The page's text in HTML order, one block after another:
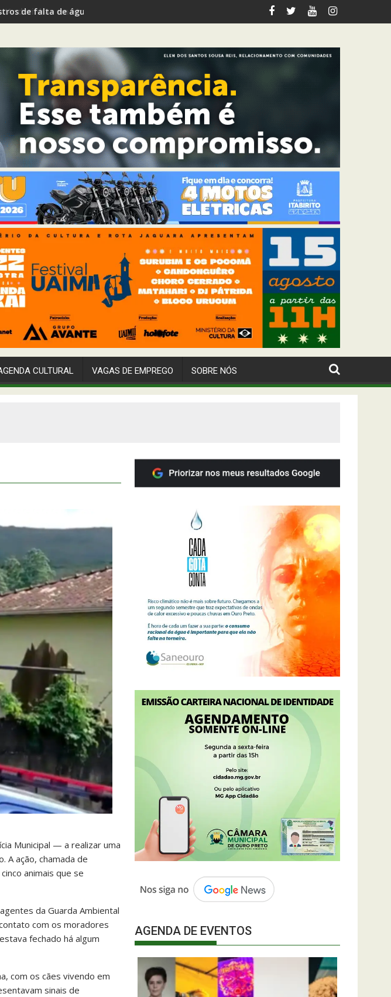
em Movimento' revitaliza 12 km de trilhas
CULTURAL VAGAS DE EMPREGO SOBRE NÓS
Municipal — a realizar uma
A ação, chamada de
animais que se
da Guarda Ambiental
com os moradores
fechado há algum
com os cães vivendo em
sinais de
AGENDA DE EVENTOS